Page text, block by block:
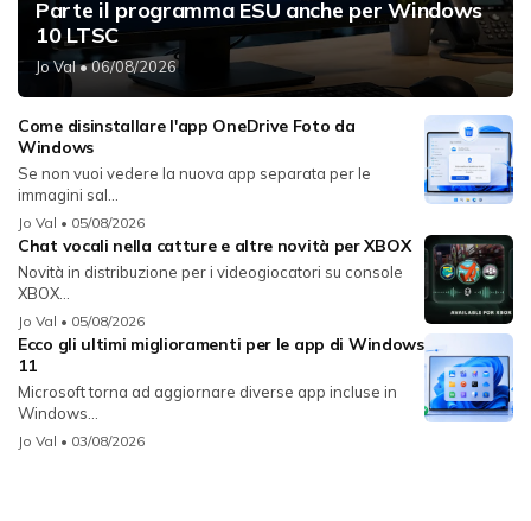
Parte il programma ESU anche per Windows
10 LTSC
Jo Val• 06/08/2026
Come disinstallare l'app OneDrive Foto da
Windows
Se non vuoi vedere la nuova app separata per le
immagini sal...
Jo Val • 05/08/2026
Chat vocali nella catture e altre novità per XBOX
Novità in distribuzione per i videogiocatori su console
XBOX...
Jo Val • 05/08/2026
Ecco gli ultimi miglioramenti per le app di Windows
11
Microsoft torna ad aggiornare diverse app incluse in
Windows...
Jo Val • 03/08/2026